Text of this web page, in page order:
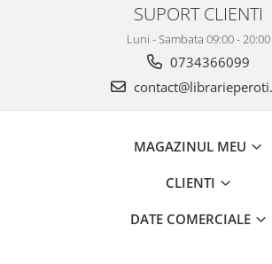
SUPORT CLIENTI
Luni - Sambata 09:00 - 20:00
0734366099
MAGAZINUL MEU
CLIENTI
DATE COMERCIALE